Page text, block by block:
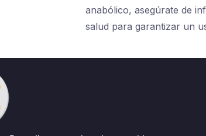
anabólico, asegúrate de
salud para garantizar un